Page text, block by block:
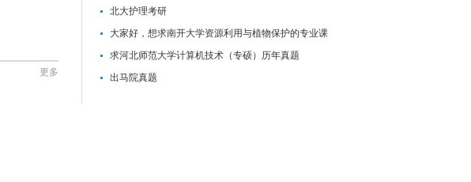
更多
北大护理考研
大家好，想求南开大学资源利用与植物保护的专业课
资料...
求河北师范大学计算机技术（专硕）历年真题
出马院真题